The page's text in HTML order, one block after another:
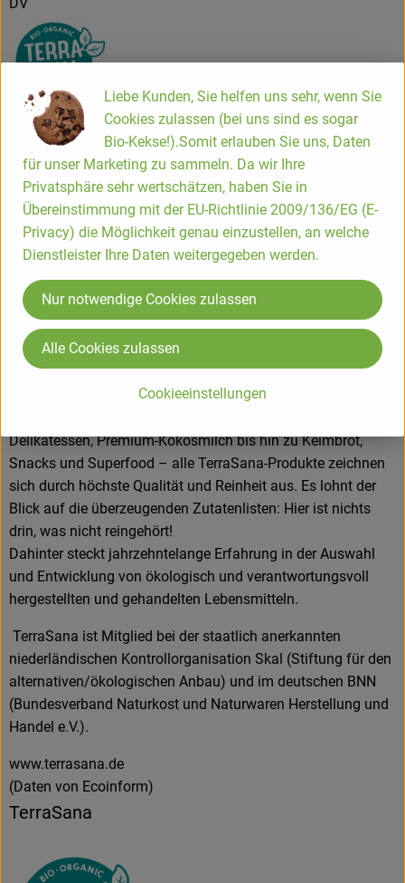
TerraSana Natuurvoeding BV
NL 2450 AB Leimuiden
TERRA SANA - positive eating!
Das niederländische Naturkostunternehmen TerraSana ist
mit über 35 Jahren Erfahrung ein Pionier in der Herstellung
von Bioprodukten und ein führender Importeur von Bio-
Feinkost aus der ganzen Welt. Unter dem Motto „positive
eating“ strebt TerraSana stets zum Gleichgewicht zwischen
Nachhaltigkeit, Genuss und handwerklicher Qualität.
Reine, gesunde und ehrliche Produkte zeichnen TerraSana
aus. Von hausgemachten Nussmusen über traditionelle
Delikatessen, Premium-Kokosmilch bis hin zu Keimbrot,
Snacks und Superfood – alle TerraSana-Produkte zeichnen
sich durch höchste Qualität und Reinheit aus. Es lohnt der
Blick auf die überzeugenden Zutatenlisten: Hier ist nichts
drin, was nicht reingehört!
Dahinter steckt jahrzehntelange Erfahrung in der Auswahl
und Entwicklung von ökologisch und verantwortungsvoll
hergestellten und gehandelten Lebensmitteln.
TerraSana ist Mitglied bei der staatlich anerkannten
niederländischen Kontrollorganisation Skal (Stiftung für den
alternativen/ökologischen Anbau) und im deutschen BNN
(Bundesverband Naturkost und Naturwaren Herstellung und
Handel e.V.).
www.terrasana.de
(Daten von Ecoinform)
TerraSana
Liebe Kunden, Sie helfen uns sehr, wenn Sie
Cookies zulassen (bei uns sind es sogar
Bio-Kekse!).Somit erlauben Sie uns, Daten
für unser Marketing zu sammeln. Da wir Ihre
Privatsphäre sehr wertschätzen, haben Sie in
Übereinstimmung mit der EU-Richtlinie 2009/136/EG (E-
Privacy) die Möglichkeit genau einzustellen, an welche
Dienstleister Ihre Daten weitergegeben werden.
Cookieeinstellungen
Nur notwendige Cookies zulassen
Alle Cookies zulassen